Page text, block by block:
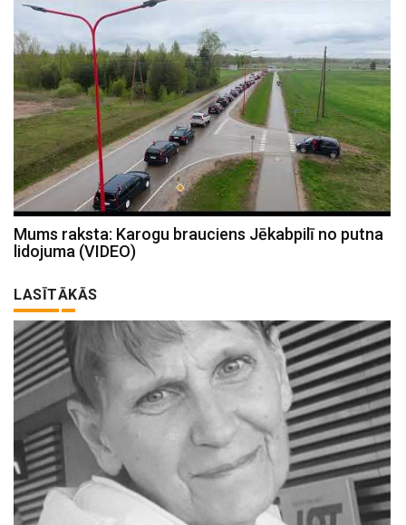
Mums raksta: Karogu brauciens Jēkabpilī no putna
lidojuma (VIDEO)
LASĪTĀKĀS